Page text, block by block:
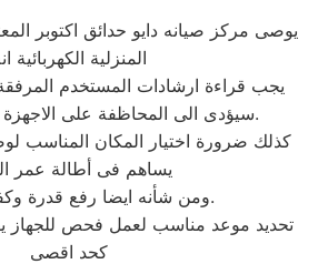
المنزلية الكهربائية
يجب قراءة ارشادات المستخدم المرفقة
سيؤدى الى المحاظفة على الاجهزة وتلاشى الاعطال.
يساهم فى أطالة عمر
ومن شأنه ايضا رفع قدرة وكفاءة الجهاز.
كحد اقصى